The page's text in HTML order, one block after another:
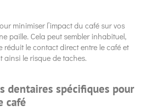
minimiser l’impact du café sur vos
paille. Cela peut sembler inhabituel,
réduit le contact direct entre le café et
ainsi le risque de taches.
dentaires spécifiques pour
café